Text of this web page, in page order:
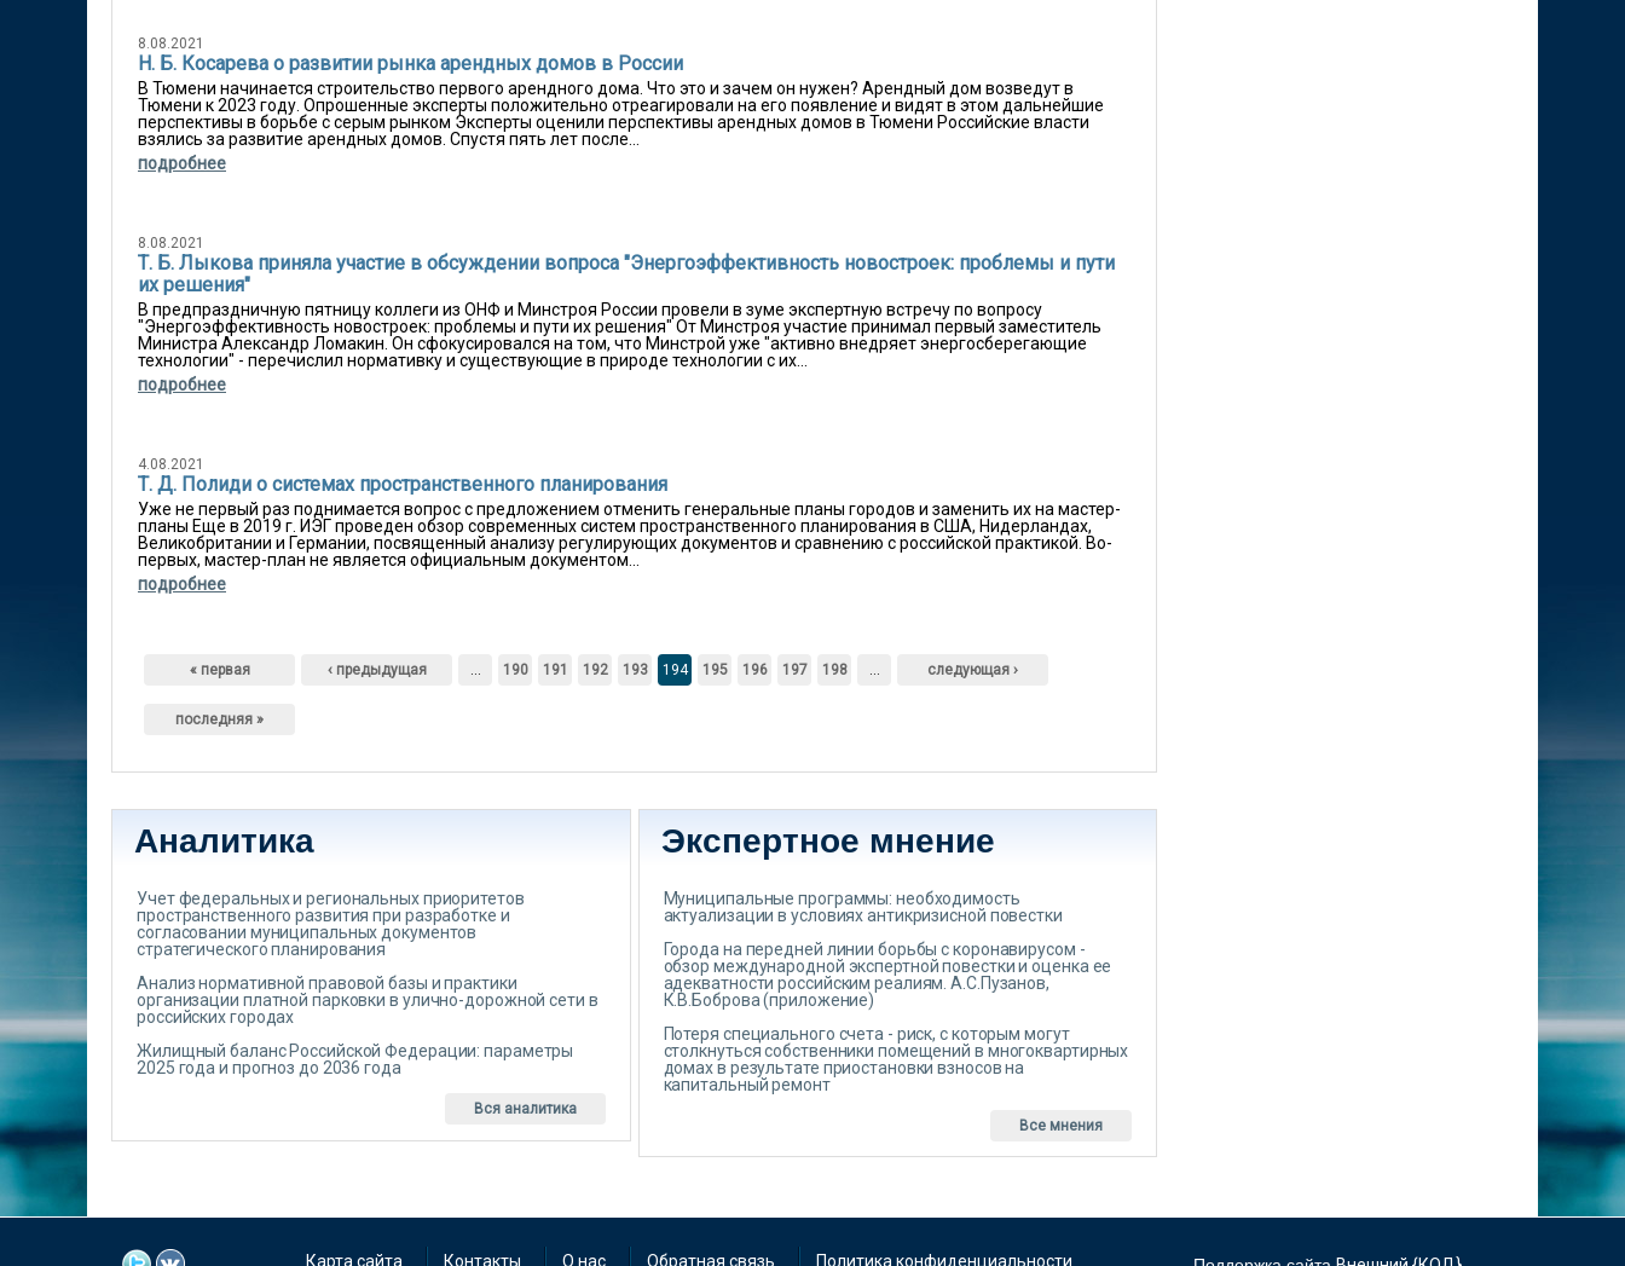
8.08.2021
Н. Б. Косарева о развитии рынка арендных домов в России
В Тюмени начинается строительство первого арендного дома. Что это и зачем он нужен? Арендный дом возведут в
Тюмени к 2023 году. Опрошенные эксперты положительно отреагировали на его появление и видят в этом дальнейшие
перспективы в борьбе с серым рынком Эксперты оценили перспективы арендных домов в Тюмени Российские власти
взялись за развитие арендных домов. Спустя пять лет после...
подробнее
8.08.2021
Т. Б. Лыкова приняла участие в обсуждении вопроса "Энергоэффективность новостроек: проблемы и пути
их решения"
В предпраздничную пятницу коллеги из ОНФ и Минстроя России провели в зуме экспертную встречу по вопросу
"Энергоэффективность новостроек: проблемы и пути их решения" От Минстроя участие принимал первый заместитель
Министра Александр Ломакин. Он сфокусировался на том, что Минстрой уже "активно внедряет энергосберегающие
технологии" - перечислил нормативку и существующие в природе технологии с их...
подробнее
4.08.2021
Т. Д. Полиди о системах пространственного планирования
Уже не первый раз поднимается вопрос с предложением отменить генеральные планы городов и заменить их на мастер-
планы Еще в 2019 г. ИЭГ проведен обзор современных систем пространственного планирования в США, Нидерландах,
Великобритании и Германии, посвященный анализу регулирующих документов и сравнению с российской практикой. Во-
первых, мастер-план не является официальным документом...
подробнее
Страницы
« первая ‹ предыдущая … 190 191 192 193 194 195 196 197 198 … следующая ›
последняя »
Аналитика
Учет федеральных и региональных приоритетов
пространственного развития при разработке и
согласовании муниципальных документов
стратегического планирования
Анализ нормативной правовой базы и практики
организации платной парковки в улично-дорожной сети в
российских городах
Жилищный баланс Российской Федерации: параметры
2025 года и прогноз до 2036 года
Вся аналитика
Экспертное мнение
Муниципальные программы: необходимость
актуализации в условиях антикризисной повестки
Города на передней линии борьбы с коронавирусом -
обзор международной экспертной повестки и оценка ее
адекватности российским реалиям. А.С.Пузанов,
К.В.Боброва (приложение)
Потеря специального счета - риск, с которым могут
столкнуться собственники помещений в многоквартирных
домах в результате приостановки взносов на
капитальный ремонт
Все мнения
Карта сайта Контакты О нас Обратная связь Политика конфиденциальности